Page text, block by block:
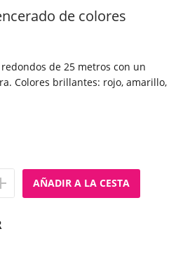
de colores
de 25 metros con un
Colores brillantes: rojo, amarillo,